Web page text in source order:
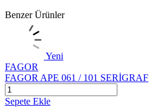
Benzer Ürünler
Yeni
FAGOR
FAGOR APE 061 / 101 SERİGRAF
Sepete Ekle